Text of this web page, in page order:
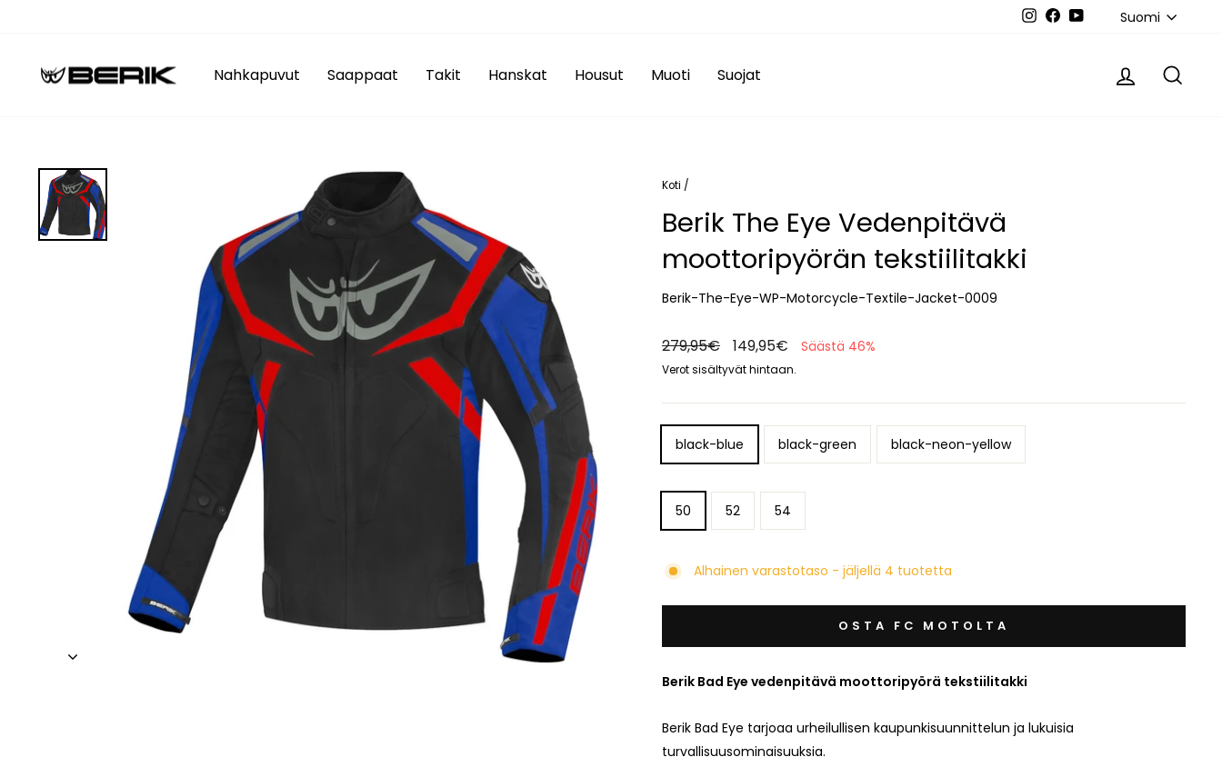
Instagram
FacebookYouTubeKieli
Suomi
Nahkapuvut Saappaat Takit Hanskat Housut Muoti Suojat Kirjaudu
Koti /
Berik The Eye Vedenpitävä
moottoripyörän tekstiilitakki
Berik-The-Eye-WP-Motorcycle-Textile-Jacket-0009
Normaali
hinta
279,95€
Alennettu
hinta
149,95€ Säästä 46%
Verot sisältyvät hintaan.
black-blue black-green black-neon-yellow
50 52 54
Alhainen varastotaso - jäljellä 4 tuotetta
OSTA FC MOTOLTA
Berik Bad Eye vedenpitävä moottoripyörä tekstiilitakki
Berik Bad Eye tarjoaa urheilullisen kaupunkisuunnittelun ja lukuisia
turvallisuusominaisuuksia.